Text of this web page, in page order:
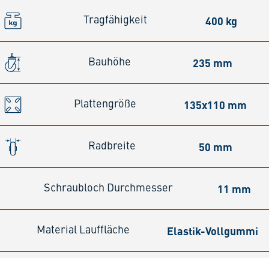
Tragfähigkeit 400 kg
Bauhöhe 235 mm
Plattengröße 135x110 mm
Radbreite 50 mm
Schraubloch Durchmesser 11 mm
Material Lauffläche Elastik-Vollgummi